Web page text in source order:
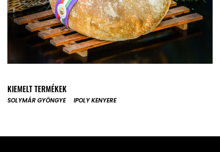
KIEMELT TERMÉKEK
SOLYMÁR GYÖNGYE IPOLY KENYERE